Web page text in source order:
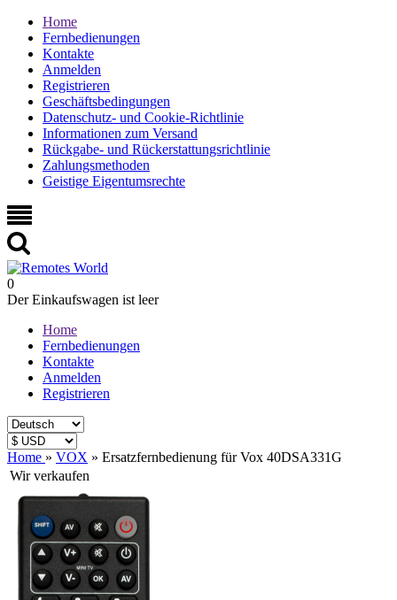
Home
Fernbedienungen
Kontakte
Anmelden
Registrieren
Geschäftsbedingungen
Datenschutz- und Cookie-Richtlinie
Informationen zum Versand
Rückgabe- und Rückerstattungsrichtlinie
Zahlungsmethoden
Geistige Eigentumsrechte
0
Der Einkaufswagen ist leer
Home
Fernbedienungen
Kontakte
Anmelden
Registrieren
Home » VOX » Ersatzfernbedienung für Vox 40DSA331G
Wir verkaufen